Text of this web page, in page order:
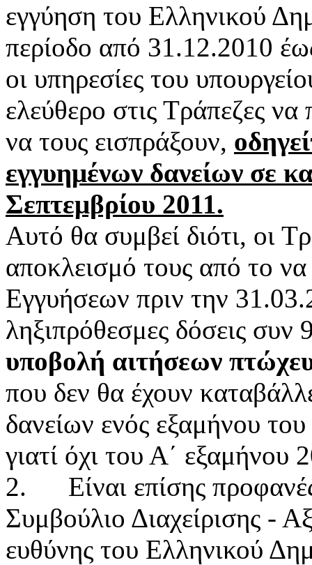
εγγύηση του Ελληνικού
περίοδο από 31.12.2010
οι υπηρεσίες του
ελεύθερο στις Τράπεζες να
να τους εισπράξουν,
εγγυημένων δανείων σε
Σεπτεμβρίου 2011.
Αυτό θα συμβεί διότι, οι
αποκλεισμό τους από το
Εγγυήσεων πριν την
ληξιπρόθεσμες δόσεις συν
υποβολή αιτήσεων
που δεν θα έχουν
δανείων ενός εξαμήνου
γιατί όχι του Α΄ εξαμήνου
2. Είναι επίσης προφανές
Συμβούλιο Διαχείρισης -
ευθύνης του Ελληνικού